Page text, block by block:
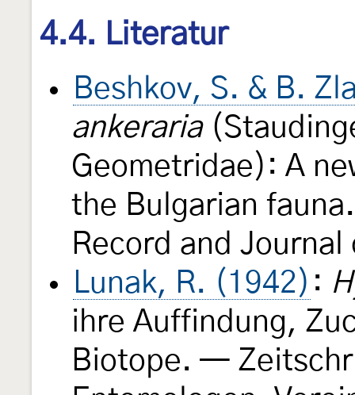
4.4. Literatur
Beshkov, S. & B.
ankeraria
Geometridae): A
the Bulgarian
Record and
Lunak, R. (1942) :
ihre Auffindung,
Biotope. —